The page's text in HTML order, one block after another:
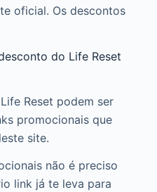
oficial. Os descontos
do Life Reset
Reset podem ser
promocionais que
site.
não é preciso
link já te leva para